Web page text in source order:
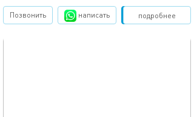
подробнее
Позвонить написать Забронировать